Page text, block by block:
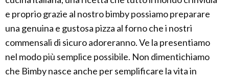
e proprio grazie al nostro bimby possiamo preparare
una genuina e gustosa pizza al forno che i nostri
commensali di sicuro adoreranno. Ve la presentiamo
nel modo più semplice possibile. Non dimentichiamo
che Bimby nasce anche per semplificare la vita in